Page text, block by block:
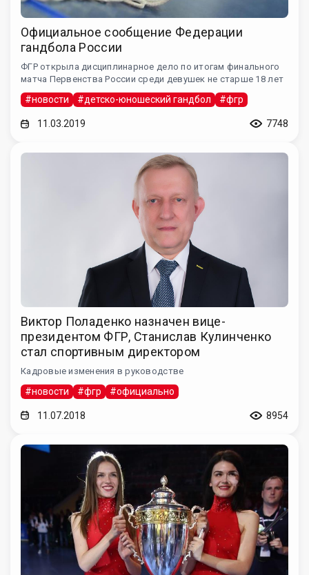
Официальное сообщение Федерации
гандбола России
ФГР открыла дисциплинарное дело по итогам финального
матча Первенства России среди девушек не старше 18 лет
#новости #детско-юношеский гандбол #фгр
11.03.2019 7748
Виктор Поладенко назначен вице-
президентом ФГР, Станислав Кулинченко
стал спортивным директором
Кадровые изменения в руководстве
#новости #фгр #официально
11.07.2018 8954